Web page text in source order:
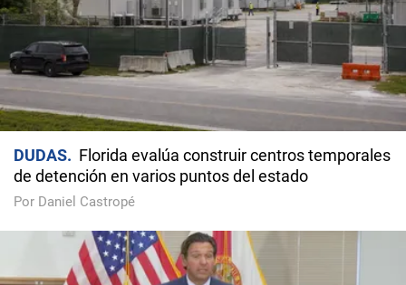
DUDAS
Florida evalúa construir centros temporales
de detención en varios puntos del estado
Por Daniel Castropé